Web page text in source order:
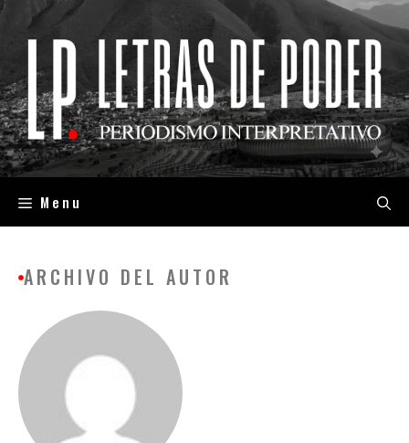
Saltar
Menu
ARCHIVO DEL AUTOR